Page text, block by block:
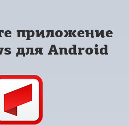
приложение
для Android